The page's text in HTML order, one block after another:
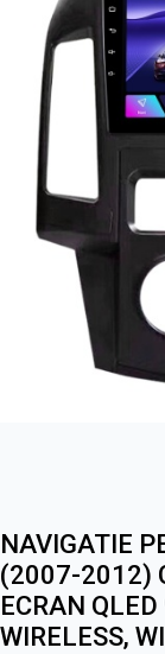
NAVIGATIE
(2007-2012)
ECRAN
WIRELESS,